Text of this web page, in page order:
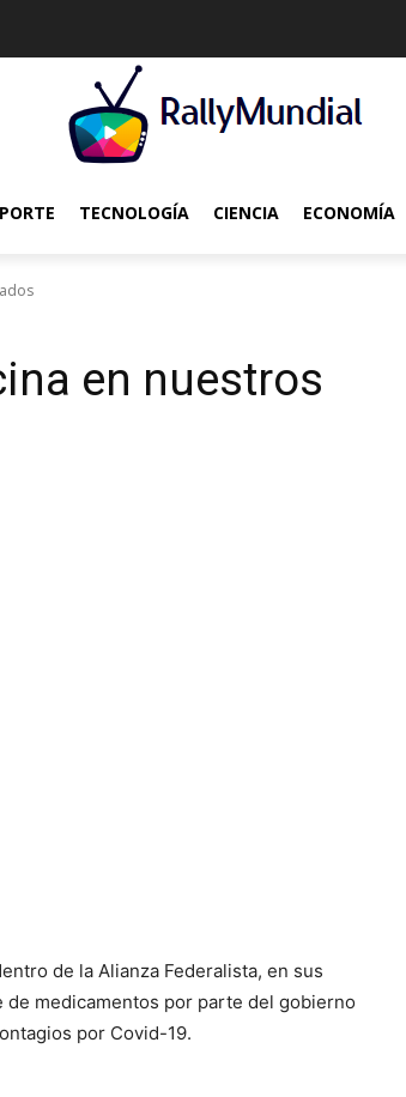
TECNOLOGÍA CIENCIA ECONOMÍA
en nuestros
de la Alianza Federalista, en sus
medicamentos por parte del gobierno
por Covid-19.